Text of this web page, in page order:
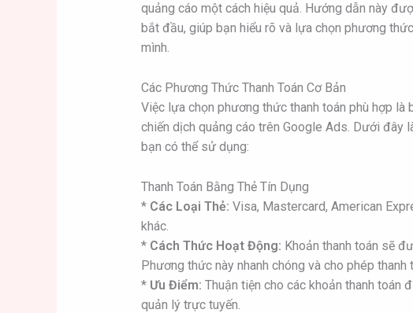
quảng cáo một cách hiệu quả. Hướng dẫn này
bắt đầu, giúp bạn hiểu rõ và lựa chọn phương
mình.
Các Phương Thức Thanh Toán Cơ Bản
Việc lựa chọn phương thức thanh toán phù hợp
chiến dịch quảng cáo trên Google Ads. Dưới đây
bạn có thể sử dụng:
Thanh Toán Bằng Thẻ Tín Dụng
* Các Loại Thẻ: Visa, Mastercard, American
khác.
* Cách Thức Hoạt Động: Khoản thanh toán sẽ
Phương thức này nhanh chóng và cho phép thanh
* Ưu Điểm: Thuận tiện cho các khoản thanh toán
quản lý trực tuyến.